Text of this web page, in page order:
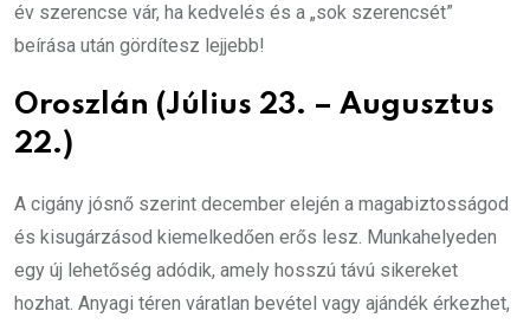
év szerencse vár, ha kedvelés és a „sok szerencsét”
beírása után gördítesz lejjebb!
Oroszlán (Július 23. – Augusztus
22.)
A cigány jósnő szerint december elején a magabiztosságod
és kisugárzásod kiemelkedően erős lesz. Munkahelyeden
egy új lehetőség adódik, amely hosszú távú sikereket
hozhat. Anyagi téren váratlan bevétel vagy ajándék érkezhet,